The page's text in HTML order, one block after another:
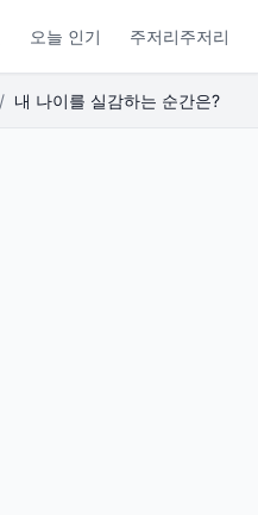
오늘 인기 주저리주저리
내 나이를 실감하는 순간은?